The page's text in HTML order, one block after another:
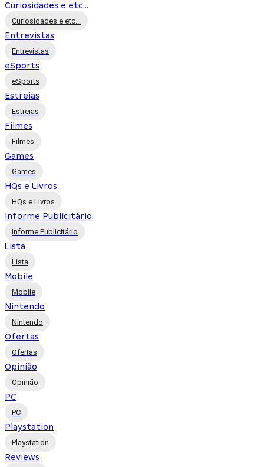
Curiosidades e etc...
Curiosidades e etc...
Entrevistas
Entrevistas
eSports
eSports
Estreias
Estreias
Filmes
Filmes
Games
Games
HQs e Livros
HQs e Livros
Informe Publicitário
Informe Publicitário
Lista
Lista
Mobile
Mobile
Nintendo
Nintendo
Ofertas
Ofertas
Opinião
Opinião
PC
PC
Playstation
Playstation
Reviews